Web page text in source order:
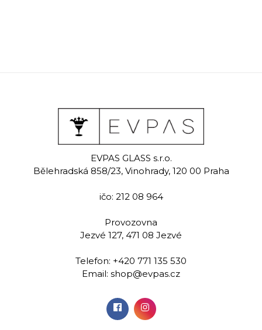
Jasmine
Ručně rytá sklenice na
whisky 280 ml
Přidat do
EVPAS GLASS s.r.o.
Bělehradská 858/23, Vinohrady, 120 00 Praha
ičo: 212 08 964
Provozovna
Jezvé 127, 471 08 Jezvé
Telefon: +420 771 135 530
Email: shop@evpas.cz